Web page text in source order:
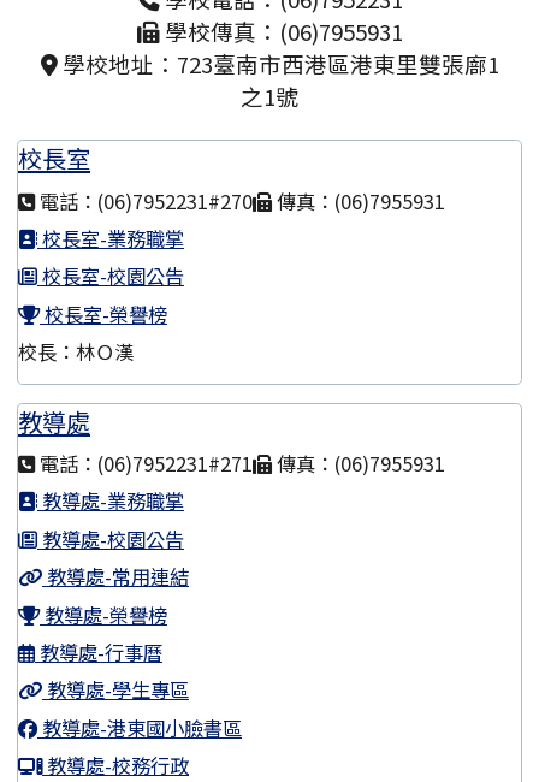
學校傳真：(06)7955931
學校地址：723臺南市西港區港東里雙張廍1
之1號
校長室
電話：(06)7952231#270
傳真：(06)7955931
校長室-業務職掌
校長室-校園公告
校長室-榮譽榜
校長：林Ｏ漢
教導處
電話：(06)7952231#271
傳真：(06)7955931
教導處-業務職掌
教導處-校園公告
教導處-常用連結
教導處-榮譽榜
教導處-行事曆
教導處-學生專區
教導處-港東國小臉書區
教導處-校務行政